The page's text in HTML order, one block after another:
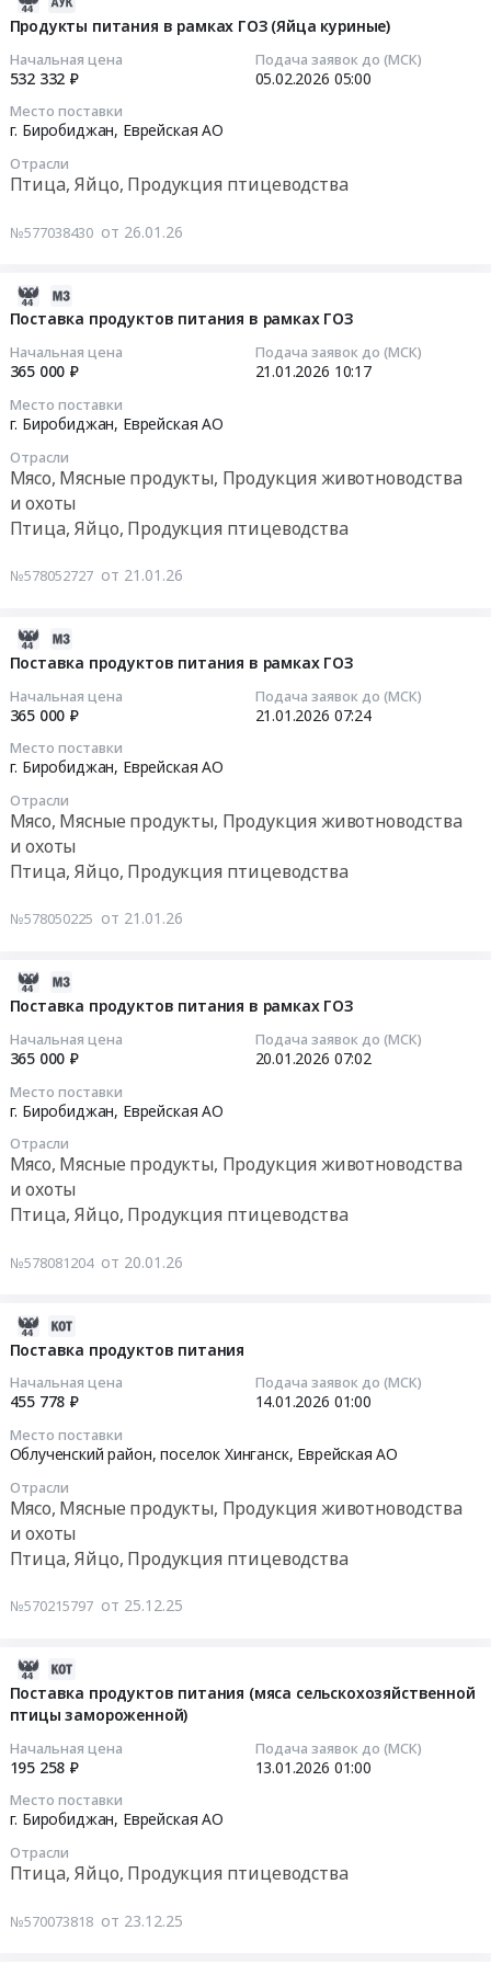
Продукты питания в рамках ГОЗ (Яйца куриные)
Начальная цена
532 332 ₽
Подача заявок до (МСК)
05.02.2026 05:00
Место поставки
г. Биробиджан, Еврейская АО
Отрасли
Птица, Яйцо, Продукция птицеводства
№577038430 от 26.01.26
Поставка продуктов питания в рамках ГОЗ
Начальная цена
365 000 ₽
Подача заявок до (МСК)
21.01.2026 10:17
Место поставки
г. Биробиджан, Еврейская АО
Отрасли
Мясо, Мясные продукты, Продукция животноводства
и охоты
Птица, Яйцо, Продукция птицеводства
№578052727 от 21.01.26
Поставка продуктов питания в рамках ГОЗ
Начальная цена
365 000 ₽
Подача заявок до (МСК)
21.01.2026 07:24
Место поставки
г. Биробиджан, Еврейская АО
Отрасли
Мясо, Мясные продукты, Продукция животноводства
и охоты
Птица, Яйцо, Продукция птицеводства
№578050225 от 21.01.26
Поставка продуктов питания в рамках ГОЗ
Начальная цена
365 000 ₽
Подача заявок до (МСК)
20.01.2026 07:02
Место поставки
г. Биробиджан, Еврейская АО
Отрасли
Мясо, Мясные продукты, Продукция животноводства
и охоты
Птица, Яйцо, Продукция птицеводства
№578081204 от 20.01.26
Поставка продуктов питания
Начальная цена
455 778 ₽
Подача заявок до (МСК)
14.01.2026 01:00
Место поставки
Облученский район, поселок Хинганск, Еврейская АО
Отрасли
Мясо, Мясные продукты, Продукция животноводства
и охоты
Птица, Яйцо, Продукция птицеводства
№570215797 от 25.12.25
Поставка продуктов питания (мяса сельскохозяйственной
птицы замороженной)
Начальная цена
195 258 ₽
Подача заявок до (МСК)
13.01.2026 01:00
Место поставки
г. Биробиджан, Еврейская АО
Отрасли
Птица, Яйцо, Продукция птицеводства
№570073818 от 23.12.25